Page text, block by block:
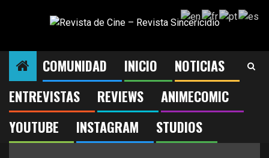
COMUNIDAD INICIO
NOTICIAS
ENTREVISTAS
REVIEWS
ANIMECOMIC
YOUTUBE
INSTAGRAM STUDIOS
serie